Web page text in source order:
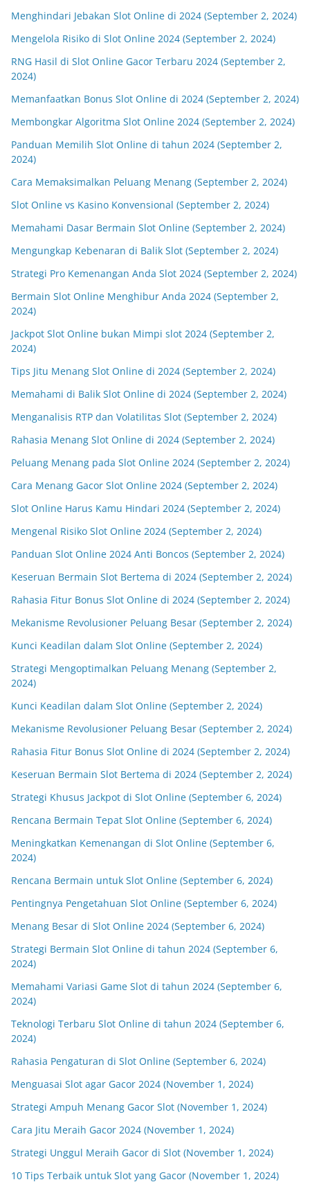
Menghindari Jebakan Slot Online di 2024 (September 2, 2024)
Mengelola Risiko di Slot Online 2024 (September 2, 2024)
RNG Hasil di Slot Online Gacor Terbaru 2024 (September 2,
2024)
Memanfaatkan Bonus Slot Online di 2024 (September 2, 2024)
Membongkar Algoritma Slot Online 2024 (September 2, 2024)
Panduan Memilih Slot Online di tahun 2024 (September 2,
2024)
Cara Memaksimalkan Peluang Menang (September 2, 2024)
Slot Online vs Kasino Konvensional (September 2, 2024)
Memahami Dasar Bermain Slot Online (September 2, 2024)
Mengungkap Kebenaran di Balik Slot (September 2, 2024)
Strategi Pro Kemenangan Anda Slot 2024 (September 2, 2024)
Bermain Slot Online Menghibur Anda 2024 (September 2,
2024)
Jackpot Slot Online bukan Mimpi slot 2024 (September 2,
2024)
Tips Jitu Menang Slot Online di 2024 (September 2, 2024)
Memahami di Balik Slot Online di 2024 (September 2, 2024)
Menganalisis RTP dan Volatilitas Slot (September 2, 2024)
Rahasia Menang Slot Online di 2024 (September 2, 2024)
Peluang Menang pada Slot Online 2024 (September 2, 2024)
Cara Menang Gacor Slot Online 2024 (September 2, 2024)
Slot Online Harus Kamu Hindari 2024 (September 2, 2024)
Mengenal Risiko Slot Online 2024 (September 2, 2024)
Panduan Slot Online 2024 Anti Boncos (September 2, 2024)
Keseruan Bermain Slot Bertema di 2024 (September 2, 2024)
Rahasia Fitur Bonus Slot Online di 2024 (September 2, 2024)
Mekanisme Revolusioner Peluang Besar (September 2, 2024)
Kunci Keadilan dalam Slot Online (September 2, 2024)
Strategi Mengoptimalkan Peluang Menang (September 2,
2024)
Kunci Keadilan dalam Slot Online (September 2, 2024)
Mekanisme Revolusioner Peluang Besar (September 2, 2024)
Rahasia Fitur Bonus Slot Online di 2024 (September 2, 2024)
Keseruan Bermain Slot Bertema di 2024 (September 2, 2024)
Strategi Khusus Jackpot di Slot Online (September 6, 2024)
Rencana Bermain Tepat Slot Online (September 6, 2024)
Meningkatkan Kemenangan di Slot Online (September 6,
2024)
Rencana Bermain untuk Slot Online (September 6, 2024)
Pentingnya Pengetahuan Slot Online (September 6, 2024)
Menang Besar di Slot Online 2024 (September 6, 2024)
Strategi Bermain Slot Online di tahun 2024 (September 6,
2024)
Memahami Variasi Game Slot di tahun 2024 (September 6,
2024)
Teknologi Terbaru Slot Online di tahun 2024 (September 6,
2024)
Rahasia Pengaturan di Slot Online (September 6, 2024)
Menguasai Slot agar Gacor 2024 (November 1, 2024)
Strategi Ampuh Menang Gacor Slot (November 1, 2024)
Cara Jitu Meraih Gacor 2024 (November 1, 2024)
Strategi Unggul Meraih Gacor di Slot (November 1, 2024)
10 Tips Terbaik untuk Slot yang Gacor (November 1, 2024)